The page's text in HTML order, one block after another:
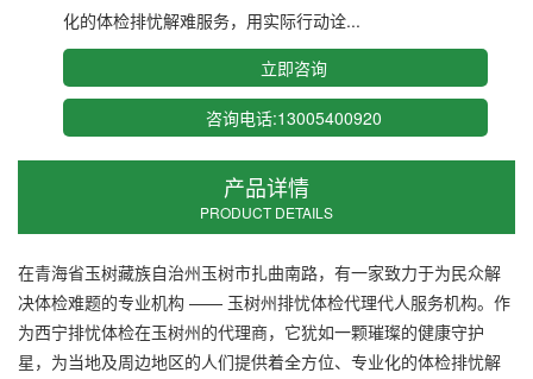
化的体检排忧解难服务，用实际行动诠...
立即咨询
咨询电话:13005400920
产品详情
PRODUCT DETAILS
在青海省玉树藏族自治州玉树市扎曲南路，有一家致力于为民众解
决体检难题的专业机构 —— 玉树州排忧体检代理代人服务机构。作
为西宁排忧体检在玉树州的代理商，它犹如一颗璀璨的健康守护
星，为当地及周边地区的人们提供着全方位、专业化的体检排忧解